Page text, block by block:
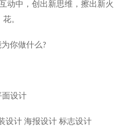
动中，创出新思维，擦出新火
花。
你做什么?
面设计
设计 海报设计 标志设计